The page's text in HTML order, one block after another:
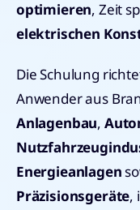
optimieren, Zeit
elektrischen
Die Schulung
Anwender aus
Anlagenbau,
Energieanlagen
Präzisionsgeräte,